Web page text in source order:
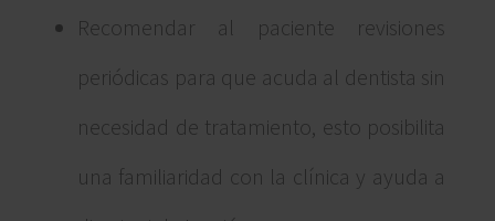
Recomendar al paciente revisiones
periódicas para que acuda al dentista sin
necesidad de tratamiento, esto posibilita
una familiaridad con la clínica y ayuda a